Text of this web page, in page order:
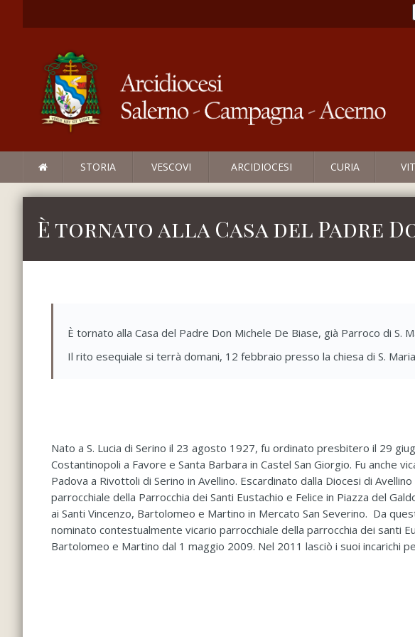
STORIA VESCOVI ARCIDIOCESI CURIA
È tornato alla Casa del Padre
È tornato alla Casa del Padre Don Michele De Biase, già Parroco di
Il rito esequiale si terrà domani, 12 febbraio presso la chiesa di S.
Nato a S. Lucia di Serino il 23 agosto 1927, fu ordinato presbitero il 29
Costantinopoli a Favore e Santa Barbara in Castel San Giorgio. Fu anche
Padova a Rivottoli di Serino in Avellino. Escardinato dalla Diocesi di
parrocchiale della Parrocchia dei Santi Eustachio e Felice in Piazza del
ai Santi Vincenzo, Bartolomeo e Martino in Mercato San Severino. Da
nominato contestualmente vicario parrocchiale della parrocchia dei santi
Bartolomeo e Martino dal 1 maggio 2009. Nel 2011 lasciò i suoi incarichi